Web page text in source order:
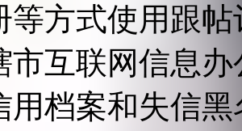
等方式使用跟
市互联网信息
用档案和失信